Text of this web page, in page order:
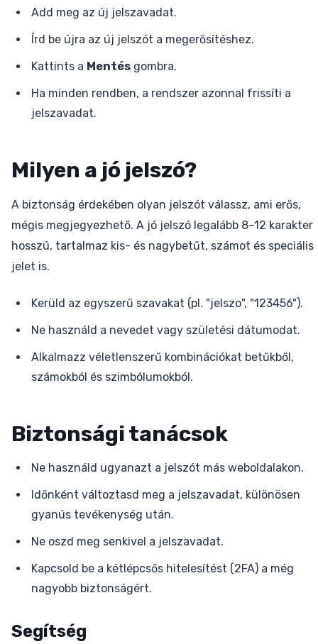
Add meg az új jelszavadat.
Írd be újra az új jelszót a megerősítéshez.
Kattints a Mentés gombra.
Ha minden rendben, a rendszer azonnal frissíti a
jelszavadat.
Milyen a jó jelszó?
A biztonság érdekében olyan jelszót válassz, ami erős,
mégis megjegyezhető. A jó jelszó legalább 8–12 karakter
hosszú, tartalmaz kis- és nagybetűt, számot és speciális
jelet is.
Kerüld az egyszerű szavakat (pl. "jelszo", "123456").
Ne használd a nevedet vagy születési dátumodat.
Alkalmazz véletlenszerű kombinációkat betűkből,
számokból és szimbólumokból.
Biztonsági tanácsok
Ne használd ugyanazt a jelszót más weboldalakon.
Időnként változtasd meg a jelszavadat, különösen
gyanús tevékenység után.
Ne oszd meg senkivel a jelszavadat.
Kapcsold be a kétlépcsős hitelesítést (2FA) a még
nagyobb biztonságért.
Segítség